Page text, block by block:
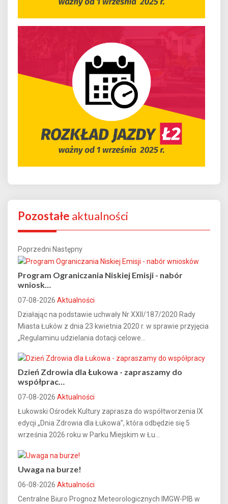
Pozostałe aktualności
Poprzedni Następny
Program Ograniczania Niskiej Emisji - nabór
wniosk…
07-08-2026 Aktualności
Działając na podstawie uchwały Nr XXII/187/2020 Rady
Miasta Łuków z dnia 23 kwietnia 2020 r. w sprawie przyjęcia
„Regulaminu udzielania dotacji celowe...
Dzień Zdrowia dla Łukowa - zapraszamy do
współprac…
07-08-2026 Aktualności
Łukowski Ośrodek Kultury zaprasza do współtworzenia IX
edycji „Dnia Zdrowia dla Łukowa”, która odbędzie się 5
września 2026 roku w Parku Miejskim w Łu...
Uwaga na burze!
06-08-2026 Aktualności
Centralne Biuro Prognoz Meteorologicznych IMGW-PIB w